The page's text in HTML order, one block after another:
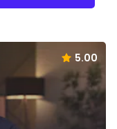
5.00